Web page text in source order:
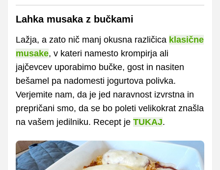
Lahka musaka z bučkami
Lažja, a zato nič manj okusna različica klasične
musake, v kateri namesto krompirja ali
jajčevcev uporabimo bučke, gost in nasiten
bešamel pa nadomesti jogurtova polivka.
Verjemite nam, da je jed naravnost izvrstna in
prepričani smo, da se bo poleti velikokrat znašla
na vašem jedilniku. Recept je TUKAJ.